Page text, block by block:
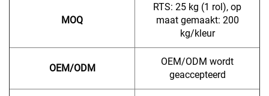
MOQ
RTS: 25 kg (1 rol), op
maat gemaakt: 200
kg/kleur
OEM/ODM
OEM/ODM wordt
geaccepteerd